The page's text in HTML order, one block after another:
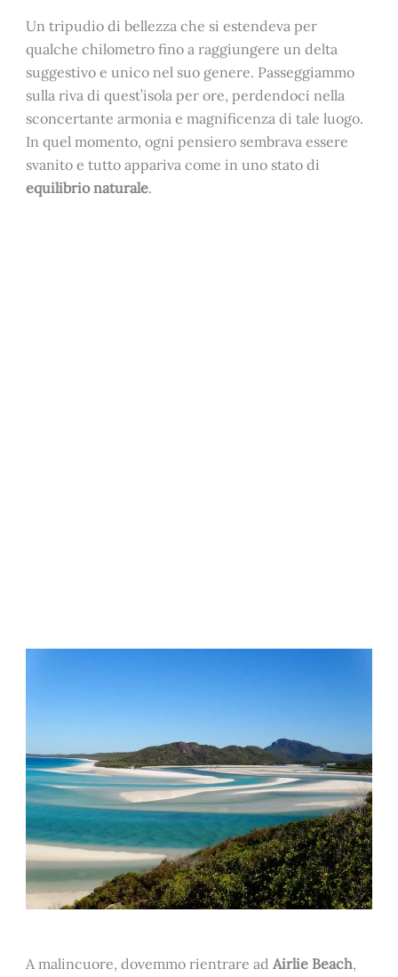
Un tripudio di bellezza che si estendeva per
qualche chilometro fino a raggiungere un delta
suggestivo e unico nel suo genere. Passeggiammo
sulla riva di quest’isola per ore, perdendoci nella
sconcertante armonia e magnificenza di tale luogo.
In quel momento, ogni pensiero sembrava essere
svanito e tutto appariva come in uno stato di
equilibrio naturale.
A malincuore, dovemmo rientrare ad Airlie Beach,